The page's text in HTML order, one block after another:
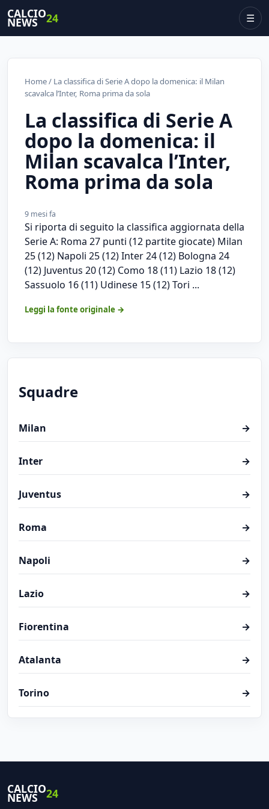
CALCIO
NEWS 24 ☰
Home/ La classifica di Serie A dopo la domenica: il Milan
scavalca l’Inter, Roma prima da sola
La classifica di Serie A
dopo la domenica: il
Milan scavalca l’Inter,
Roma prima da sola
9 mesi fa
Si riporta di seguito la classifica aggiornata della
Serie A: Roma 27 punti (12 partite giocate) Milan
25 (12) Napoli 25 (12) Inter 24 (12) Bologna 24
(12) Juventus 20 (12) Como 18 (11) Lazio 18 (12)
Sassuolo 16 (11) Udinese 15 (12) Tori ...
Leggi la fonte originale →
Squadre
Milan →
Inter →
Juventus →
Roma →
Napoli →
Lazio →
Fiorentina →
Atalanta →
Torino →
CALCIO
NEWS 24